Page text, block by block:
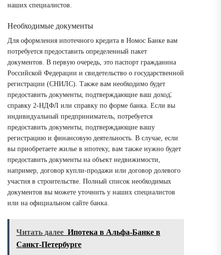
наших специалистов.
Необходимые документы
Для оформления ипотечного кредита в Номос Банке вам
потребуется предоставить определенный пакет
документов. В первую очередь, это паспорт гражданина
Российской Федерации и свидетельство о государственной
регистрации (СНИЛС). Также вам необходимо будет
предоставить документы, подтверждающие ваш доход⁚
справку 2-НДФЛ или справку по форме банка. Если вы
индивидуальный предприниматель, потребуется
предоставить документы, подтверждающие вашу
регистрацию и финансовую деятельность. В случае, если
вы приобретаете жилье в ипотеку, вам также нужно будет
предоставить документы на объект недвижимости,
например, договор купли-продажи или договор долевого
участия в строительстве. Полный список необходимых
документов вы можете уточнить у наших специалистов
или на официальном сайте банка.
Читать далее Ипотека в Альфа-Банке в
Санкт-Петербурге